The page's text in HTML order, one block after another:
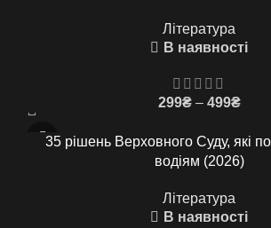
Література
В наявності
299₴ – 499₴Price
299₴
35 рішень Верховного Суду, які
водіям (2026)
Література
В наявності